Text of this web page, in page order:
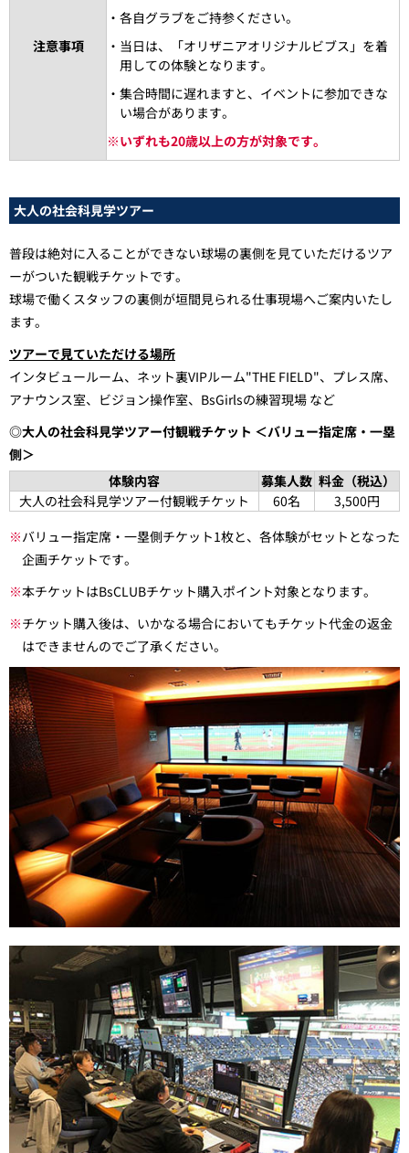
注意事項
・各自グラブをご持参ください。
・当日は、「オリザニアオリジナルビブス」を着
用しての体験となります。
・集合時間に遅れますと、イベントに参加できな
い場合があります。
※いずれも20歳以上の方が対象です。
大人の社会科見学ツアー
普段は絶対に入ることができない球場の裏側を見ていただけるツア
ーがついた観戦チケットです。
球場で働くスタッフの裏側が垣間見られる仕事現場へご案内いたし
ます。
ツアーで見ていただける場所
インタビュールーム、ネット裏VIPルーム"THE FIELD"、プレス席、
アナウンス室、ビジョン操作室、BsGirlsの練習現場 など
◎大人の社会科見学ツアー付観戦チケット ＜バリュー指定席・一塁
側＞
体験内容
募集人数 料金（税込）
大人の社会科見学ツアー付観戦チケット
60名
3,500円
※バリュー指定席・一塁側チケット1枚と、各体験がセットとなった
企画チケットです。
※本チケットはBsCLUBチケット購入ポイント対象となります。
※チケット購入後は、いかなる場合においてもチケット代金の返金
はできませんのでご了承ください。